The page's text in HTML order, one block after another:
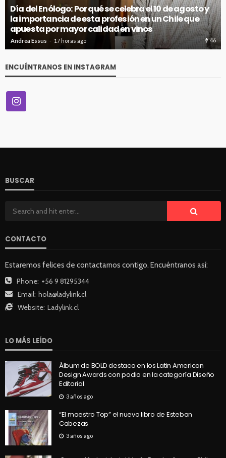
Día del Enólogo: Por qué se celebra el 10 de agosto y
la importancia de esta profesión en un Chile que
apuesta por mayor calidad en vinos
Andrea Essus 17 horas ago 46
ENCUÉNTRANOS EN INSTAGRAM
BUSCAR
CONTACTO
Estaremos felices de contactarnos contigo. Encuéntranos así:
Phone: +56 9 81295344
Email: hola@ladylink.cl
Website: Ladylink.cl
LO MÁS LEÍDO
Álbum de BOLD destaca en los Latin American
Design Awards con podio en la categoría Diseño
Editorial
3 años ago
“El maestro Top” el nuevo libro de Esteban
Cabezas
3 años ago